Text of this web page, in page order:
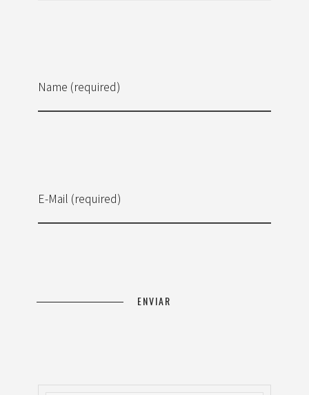
Name (required)
E-Mail (required)